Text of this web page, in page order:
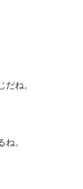
ね。
。